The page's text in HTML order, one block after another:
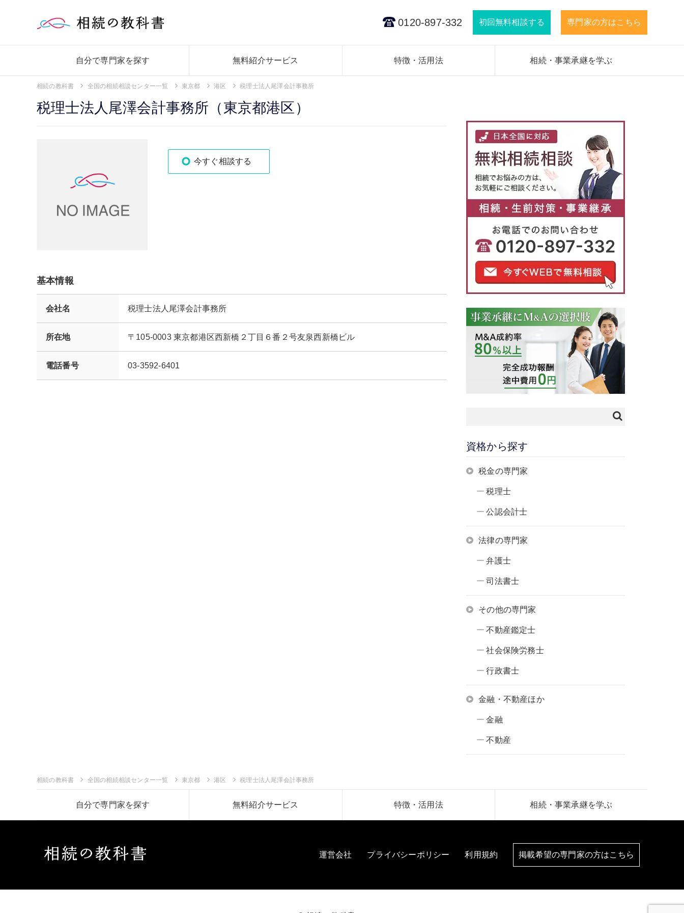
0120-897-332 初回無料相談する 専門家の方はこちら
自分で専門家を探す 無料紹介サービス 特徴・活用法 相続・事業承継を学ぶ
相続の教科書 全国の相続相談センター一覧 東京都 港区 税理士法人尾澤会計事務所
税理士法人尾澤会計事務所（東京都港区）
今すぐ相談する
基本情報
会社名 税理士法人尾澤会計事務所
所在地 〒105-0003 東京都港区西新橋２丁目６番２号友泉西新橋ビル
電話番号 03-3592-6401
資格から探す
税金の専門家
税理士
公認会計士
法律の専門家
弁護士
司法書士
その他の専門家
不動産鑑定士
社会保険労務士
行政書士
金融・不動産ほか
金融
不動産
相続の教科書 全国の相続相談センター一覧 東京都 港区 税理士法人尾澤会計事務所
自分で専門家を探す 無料紹介サービス 特徴・活用法 相続・事業承継を学ぶ
運営会社 プライバシーポリシー 利用規約 掲載希望の専門家の方はこちら